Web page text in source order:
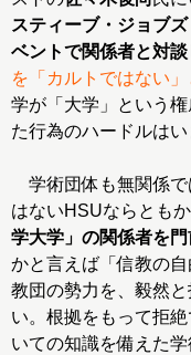
スティーブ・ジョブ
ベントで関係者と対談
を「カルトではない
学が「大学」という
た行為のハードルはい
学術団体も無関係で
はないHSUならともか
学大学」の関係者を
かと言えば「信教の
教団の勢力を、毅然
い。根拠をもって拒
いての知識を備えた